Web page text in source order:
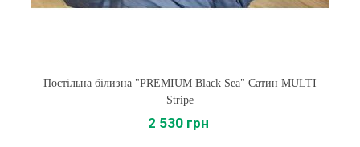
Постільна білизна "PREMIUM Black Sea" Сатин MULTI
Stripe
2 530 грн